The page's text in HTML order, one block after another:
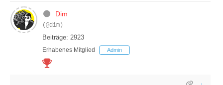
Dim
(@dim)
Beiträge: 2923
Erhabenes Mitglied Admin